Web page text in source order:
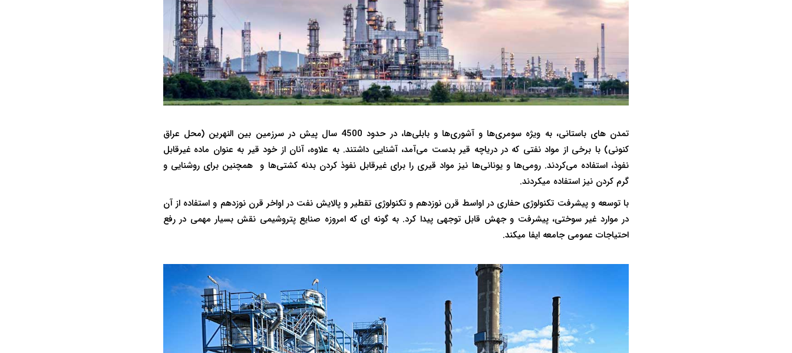
تمدن های باستانی، به ویژه سومری‌ها و آشوری‌ها و بابلی‌ها، در حدود 4500 سال پیش در سرزمین بین النهرین (محل عراق
کنونی) با برخی از مواد نفتی که در دریاچه قیر بدست می‌آمد، آشنایی داشتند. به علاوه، آنان از خود قیر به عنوان ماده غیرقابل
نفوذ، استفاده می‌کردند. رومی‌ها و یونانی‌ها نیز مواد قیری را برای غیرقابل نفوذ کردن بدنه کشتی‌ها و همچنین برای روشنایی و
گرم کردن نیز استفاده میکردند.
با توسعه و پیشرفت تکنولوژی حفاری در اواسط قرن نوزدهم و تکنولوژی تقطیر و پالایش نفت در اواخر قرن نوزدهم و استفاده از آن
در موارد غیر سوختی، پیشرفت و جهش قابل توجهی پیدا کرد. به گونه ای که امروزه صنایع پتروشیمی نقش بسیار مهمی در رفع
احتیاجات عمومی جامعه ایفا میکند.